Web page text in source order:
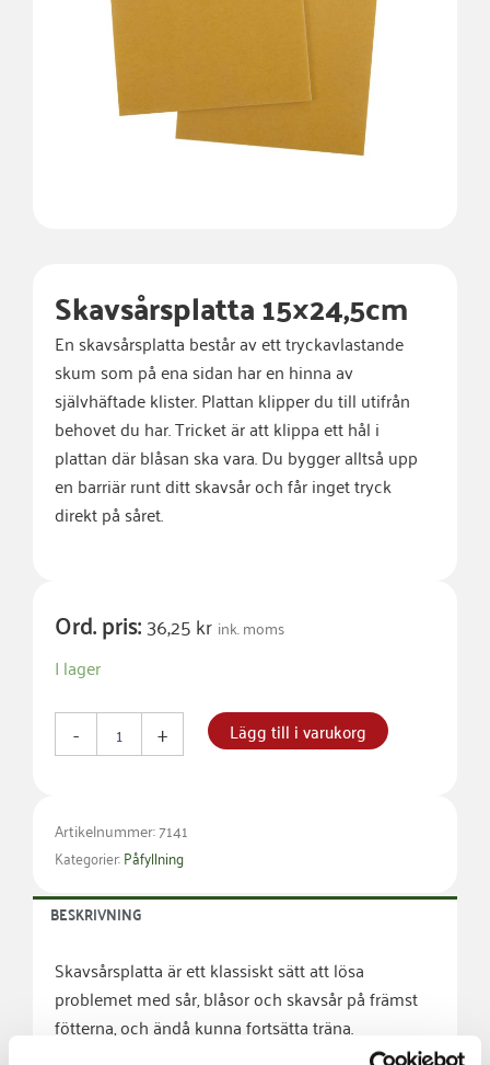
Skavsårsplatta 15×24,5cm
En skavsårsplatta består av ett tryckavlastande
skum som på ena sidan har en hinna av
självhäftade klister. Plattan klipper du till utifrån
behovet du har. Tricket är att klippa ett hål i
plattan där blåsan ska vara. Du bygger alltså upp
en barriär runt ditt skavsår och får inget tryck
direkt på såret.
Ord. pris:36,25kr ink. moms
I lager
-
Skavsårsplatta
15x24,5cm
mängd
+ Lägg till i varukorg
Artikelnummer: 7141
Kategorier:Påfyllning
BESKRIVNING
Skavsårsplatta är ett klassiskt sätt att lösa
problemet med sår, blåsor och skavsår på främst
fötterna, och ändå kunna fortsätta träna.